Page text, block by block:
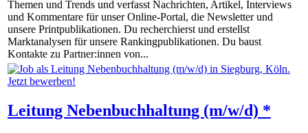
Themen und Trends und verfasst Nachrichten, Artikel, Interviews
und Kommentare für unser Online-Portal, die Newsletter und
unsere Printpublikationen. Du recherchierst und erstellst
Marktanalysen für unsere Rankingpublikationen. Du baust
Kontakte zu Partner:innen von...
Leitung Nebenbuchhaltung (m/w/d) *